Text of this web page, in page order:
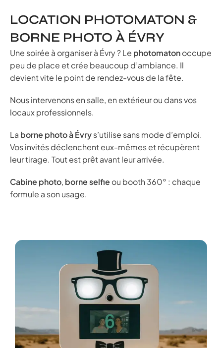
LOCATION PHOTOMATON &
BORNE PHOTO À ÉVRY
Une soirée à organiser à Évry ? Le photomatonoccupe
peu de place et crée beaucoup d’ambiance. Il
devient vite le point de rendez-vous de la fête.
Nous intervenons en salle, en extérieur ou dans vos
locaux professionnels.
La borne photo à Évrys’utilise sans mode d’emploi.
Vos invités déclenchent eux-mêmes et récupèrent
leur tirage. Tout est prêt avant leur arrivée.
Cabine photo, borne selfie ou booth 360° : chaque
formule a son usage.